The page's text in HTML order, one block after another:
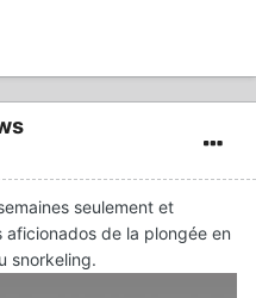
seulement et
de la plongée en
snorkeling.